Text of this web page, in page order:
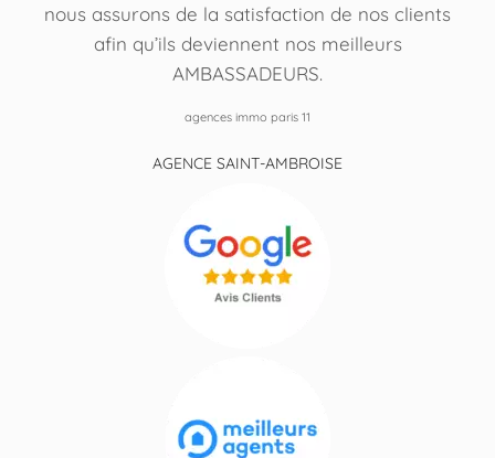
nous assurons de la satisfaction de nos clients
afin qu’ils deviennent nos meilleurs
AMBASSADEURS.
agences immo paris 11
AGENCE SAINT-AMBROISE